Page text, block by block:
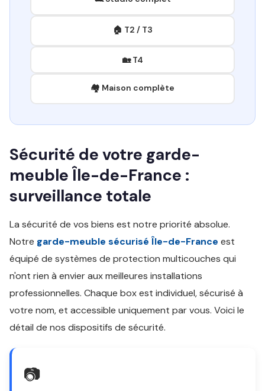
🏠 T2 / T3
🏡 T4
🏘️ Maison complète
Sécurité de votre garde-
meuble Île-de-France :
surveillance totale
La sécurité de vos biens est notre priorité absolue.
Notre garde-meuble sécurisé Île-de-France est
équipé de systèmes de protection multicouches qui
n'ont rien à envier aux meilleures installations
professionnelles. Chaque box est individuel, sécurisé à
votre nom, et accessible uniquement par vous. Voici le
détail de nos dispositifs de sécurité.
📷